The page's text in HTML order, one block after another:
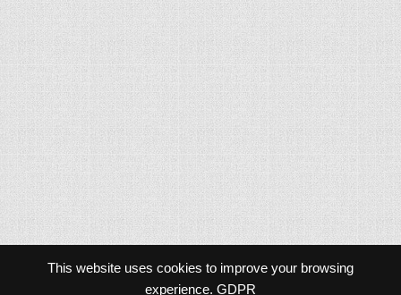
This website uses cookies to improve your browsing
experience. GDPR